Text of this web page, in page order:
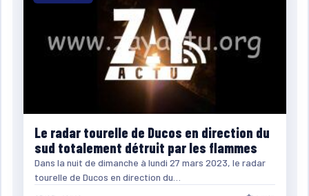
Le radar tourelle de Ducos en direction du
sud totalement détruit par les flammes
Dans la nuit de dimanche à lundi 27 mars 2023, le radar
tourelle de Ducos en direction du…